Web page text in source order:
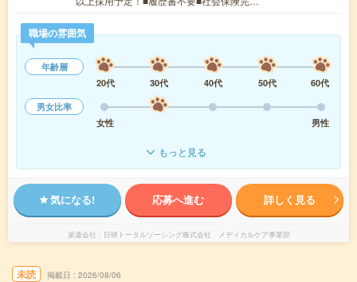
職場の雰囲気
年齢層
20代
30代 40代 50代
60代
男女比率
女性
男性
もっと見る
気になる! 応募へ進む 詳しく見る
派遣会社 日研トータルソーシング株式会社 メディカルケア事業部
未読 掲載日 2026/08/06